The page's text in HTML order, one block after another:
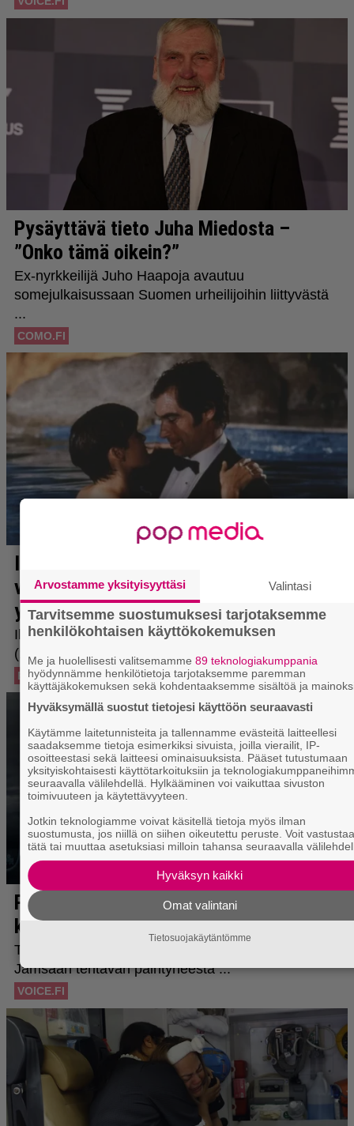
Arvostamme yksityisyyttäsi Valintasi
Tarvitsemme suostumuksesi tarjotaksemme
henkilökohtaisen käyttökokemuksen
Me ja huolellisesti valitsemamme89 teknologiakumppania
hyödynnämme henkilötietoja tarjotaksemme paremman
käyttäjäkokemuksen sekä kohdentaaksemme sisältöä ja
Hyväksymällä suostut tietojesi käyttöön seuraavasti
Käytämme laitetunnisteita ja tallennamme evästeitä laitteellesi
saadaksemme tietoja esimerkiksi sivuista, joilla vierailit, IP-
osoitteestasi sekä laitteesi ominaisuuksista. Pääset tutustumaan
yksityiskohtaisesti käyttötarkoituksiin ja
seuraavalla välilehdellä. Hylkääminen voi vaikuttaa sivuston
toimivuuteen ja käytettävyyteen.
Jotkin teknologiamme voivat käsitellä tietoja myös ilman
suostumusta, jos niillä on siihen oikeutettu peruste. Voit
tätä tai muuttaa asetuksiasi milloin tahansa seuraavalla
Hyväksyn kaikki
Omat valintani
Tietosuojakäytäntömme